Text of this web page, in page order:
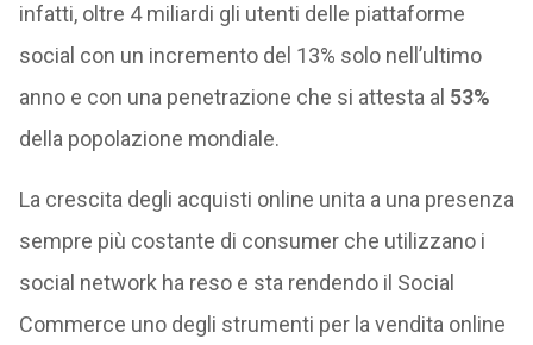
infatti, oltre 4 miliardi gli utenti delle piattaforme
social con un incremento del 13% solo nell’ultimo
anno e con una penetrazione che si attesta al 53%
della popolazione mondiale.
La crescita degli acquisti online unita a una presenza
sempre più costante di consumer che utilizzano i
social network ha reso e sta rendendo il Social
Commerce uno degli strumenti per la vendita online